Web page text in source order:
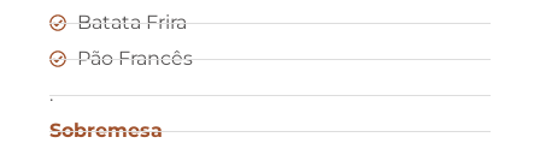
Batata Frira
Pão Francês
.
Sobremesa